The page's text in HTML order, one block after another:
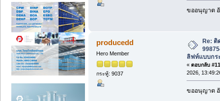
ขออนุญาต
producedd
Hero Member
กระทู้: 9037
Re: ติ
ลิฟท์แบบกร
« ตอบกลับ
2026,
ขออนุญาต